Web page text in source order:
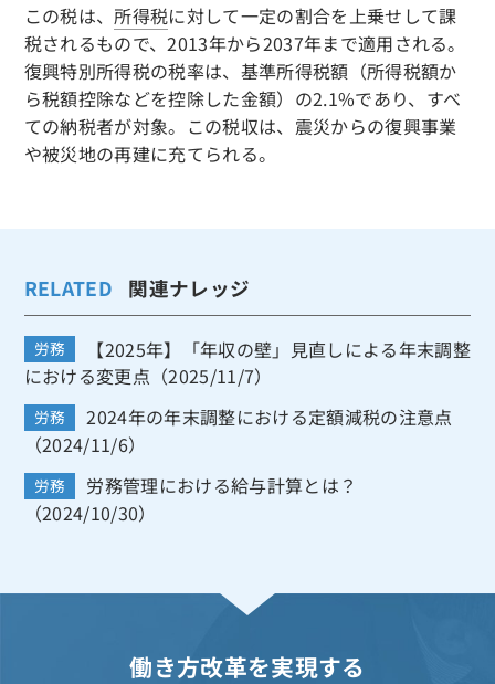
この税は、 所得税に対して一定の割合を上乗せして課
税されるもので、2013年から2037年まで適用される。
復興特別所得税の税率は、基準所得税額（所得税額か
ら税額控除などを控除した金額）の2.1%であり、すべ
ての納税者が対象。この税収は、震災からの復興事業
や被災地の再建に充てられる。
RELATED 関連ナレッジ
労務
【2025年】「年収の壁」見直しによる年末調整
における変更点（2025/11/7）
労務
2024年の年末調整における定額減税の注意点
（2024/11/6）
労務
労務管理における給与計算とは？
（2024/10/30）
働き方改革を実現する